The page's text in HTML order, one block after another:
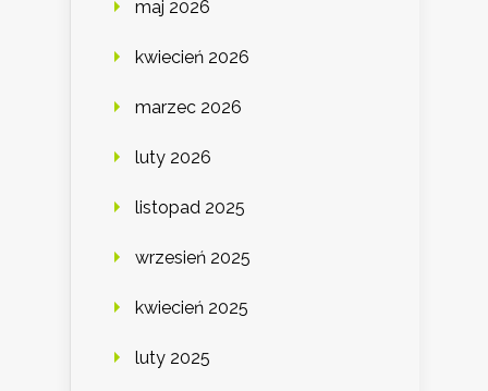
maj 2026
kwiecień 2026
marzec 2026
luty 2026
listopad 2025
wrzesień 2025
kwiecień 2025
luty 2025